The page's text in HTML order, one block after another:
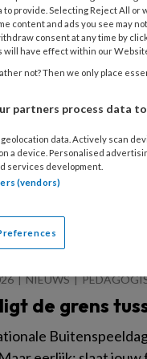
waarschuwt:
Bernard Leenstra -
en BHV in de
BHV zijn. Eerste
NIEUWS
de grens
to provide. Selecting Reject All
content and ads you see may
consent at any time by
will have effect within our
not? Then we only place
partners process data
data. Actively scan
a device. Personalised
services development.
(vendors)